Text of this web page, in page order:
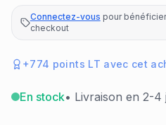
Connectez-vous pour
checkout
+774 points LT avec cet
En stock• Livraison en 2-